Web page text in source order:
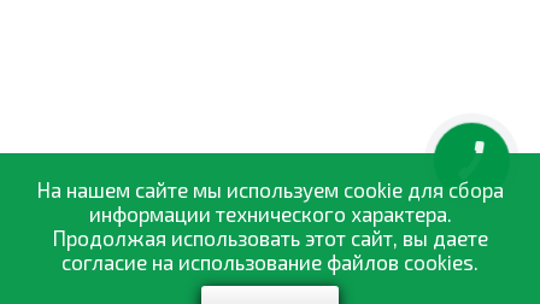
На нашем сайте мы используем cookie для сбора
информации технического характера.
Продолжая использовать этот сайт, вы даете
согласие на использование файлов cookies.